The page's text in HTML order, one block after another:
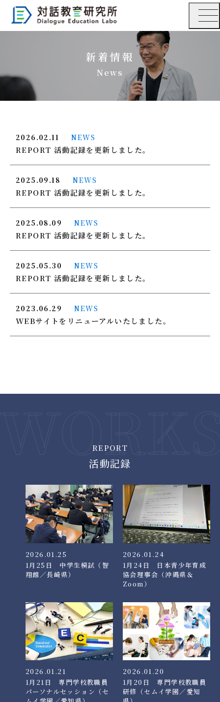
新着情報
News
2026.02.11 NEWS
REPORT 活動記録を更新しました。
2025.09.18 NEWS
REPORT 活動記録を更新しました。
2025.08.09 NEWS
REPORT 活動記録を更新しました。
2025.05.30 NEWS
REPORT 活動記録を更新しました。
2023.06.29 NEWS
WEBサイトをリニューアルいたしました。
REPORT
活動記録
2026.01.25
1月25日 中学生模試（智
翔館／長崎県）
2026.01.24
1月24日 日本青少年育成
協会理事会（沖縄県＆
Zoom）
2026.01.21
1月21日 専門学校教職員
パーソナルセッション（セ
2026.01.20
1月20日 専門学校教職員
研修（セムイ学園／愛知